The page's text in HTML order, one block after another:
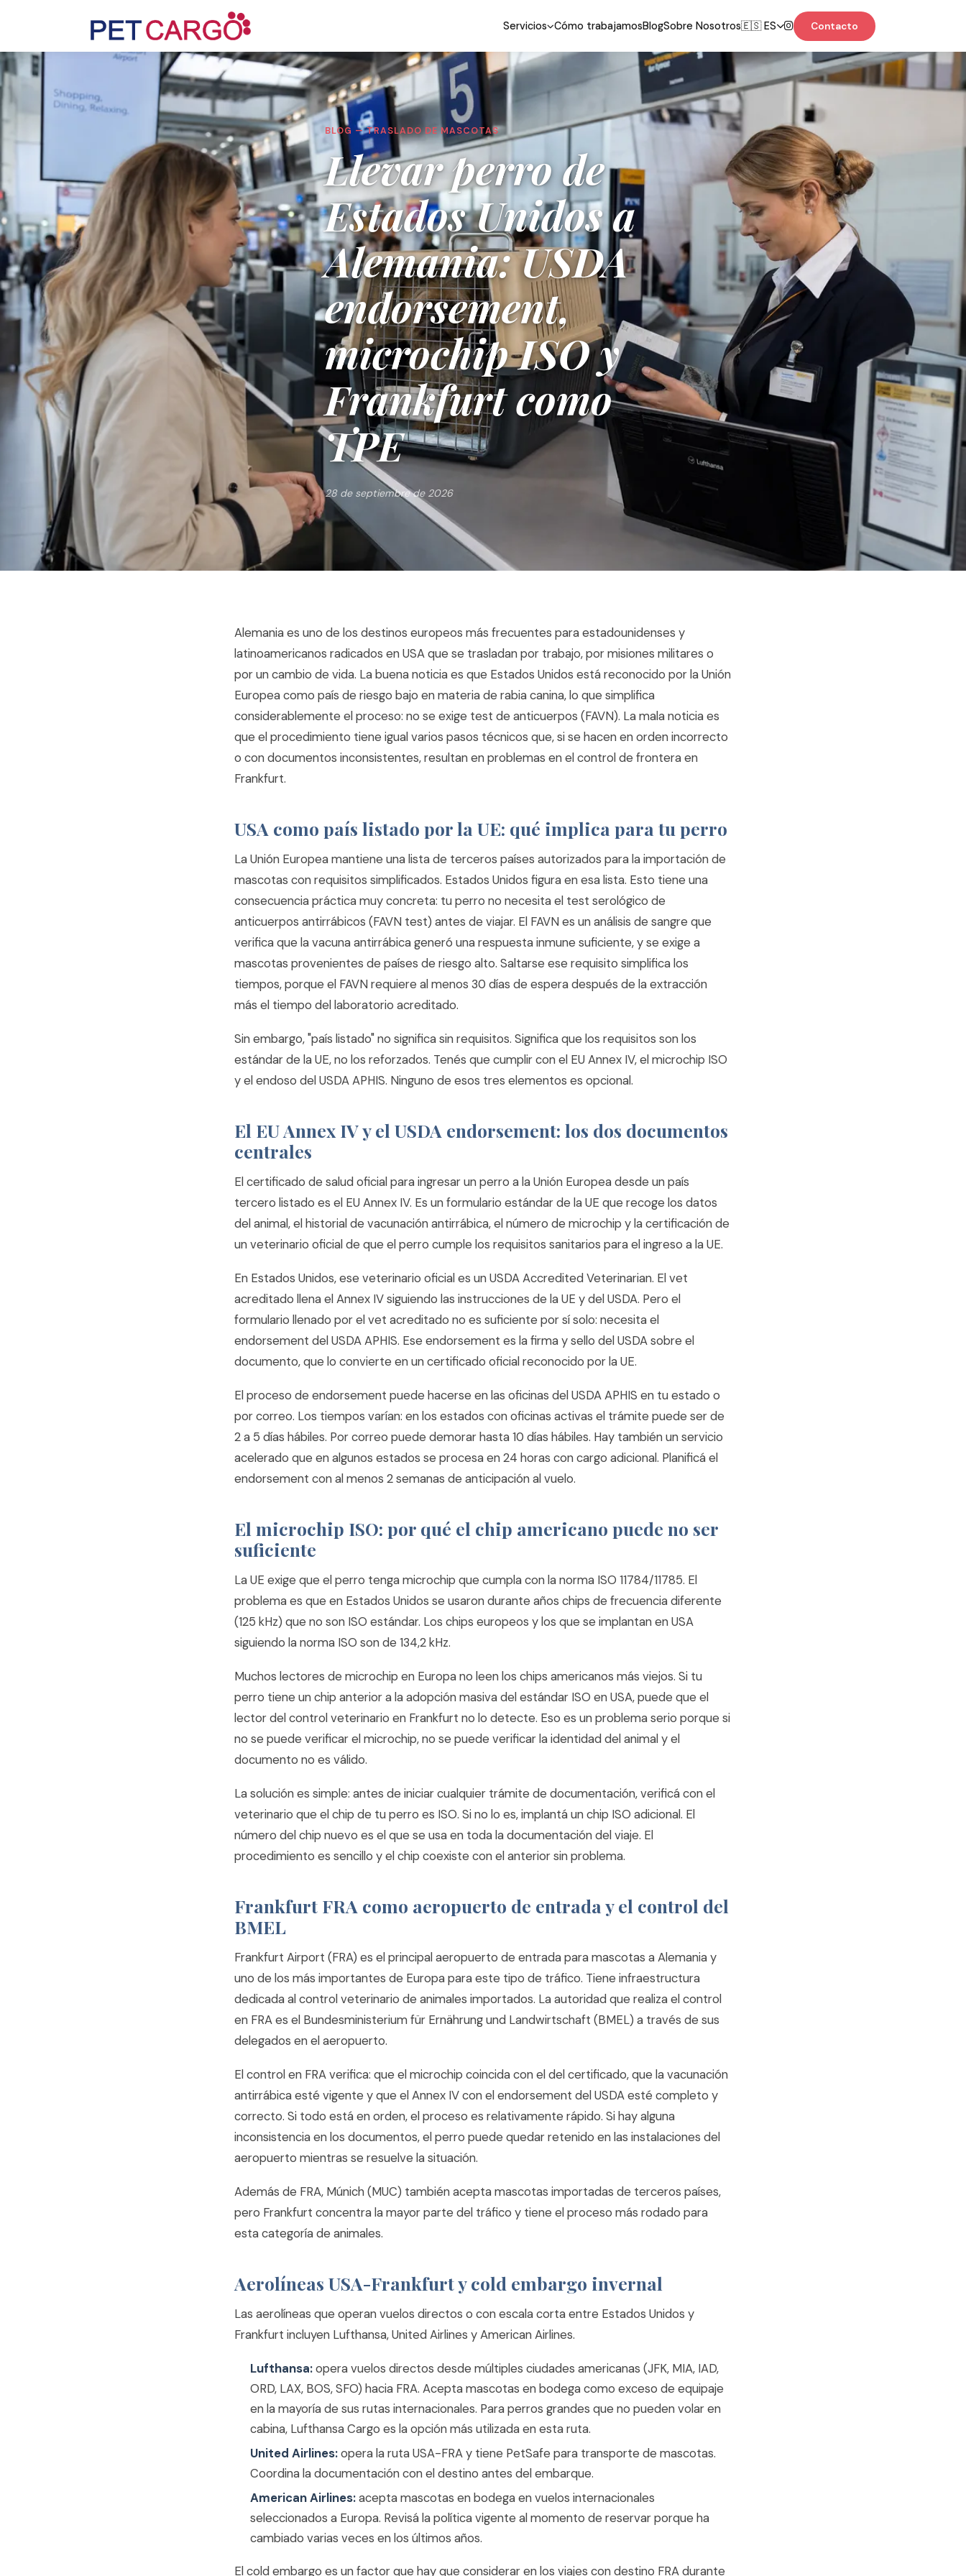
Servicios Cómo trabajamosBlogSobre Nosotros🇪🇸 ES Contacto
BLOG — TRASLADO DE MASCOTAS
Llevar perro de
Estados Unidos a
Alemania: USDA
endorsement,
microchip ISO y
Frankfurt como
TPE
28 de septiembre de 2026
Alemania es uno de los destinos europeos más frecuentes para estadounidenses y
latinoamericanos radicados en USA que se trasladan por trabajo, por misiones militares o
por un cambio de vida. La buena noticia es que Estados Unidos está reconocido por la Unión
Europea como país de riesgo bajo en materia de rabia canina, lo que simplifica
considerablemente el proceso: no se exige test de anticuerpos (FAVN). La mala noticia es
que el procedimiento tiene igual varios pasos técnicos que, si se hacen en orden incorrecto
o con documentos inconsistentes, resultan en problemas en el control de frontera en
Frankfurt.
USA como país listado por la UE: qué implica para tu perro
La Unión Europea mantiene una lista de terceros países autorizados para la importación de
mascotas con requisitos simplificados. Estados Unidos figura en esa lista. Esto tiene una
consecuencia práctica muy concreta: tu perro no necesita el test serológico de
anticuerpos antirrábicos (FAVN test) antes de viajar. El FAVN es un análisis de sangre que
verifica que la vacuna antirrábica generó una respuesta inmune suficiente, y se exige a
mascotas provenientes de países de riesgo alto. Saltarse ese requisito simplifica los
tiempos, porque el FAVN requiere al menos 30 días de espera después de la extracción
más el tiempo del laboratorio acreditado.
Sin embargo, "país listado" no significa sin requisitos. Significa que los requisitos son los
estándar de la UE, no los reforzados. Tenés que cumplir con el EU Annex IV, el microchip ISO
y el endoso del USDA APHIS. Ninguno de esos tres elementos es opcional.
El EU Annex IV y el USDA endorsement: los dos documentos
centrales
El certificado de salud oficial para ingresar un perro a la Unión Europea desde un país
tercero listado es el EU Annex IV. Es un formulario estándar de la UE que recoge los datos
del animal, el historial de vacunación antirrábica, el número de microchip y la certificación de
un veterinario oficial de que el perro cumple los requisitos sanitarios para el ingreso a la UE.
En Estados Unidos, ese veterinario oficial es un USDA Accredited Veterinarian. El vet
acreditado llena el Annex IV siguiendo las instrucciones de la UE y del USDA. Pero el
formulario llenado por el vet acreditado no es suficiente por sí solo: necesita el
endorsement del USDA APHIS. Ese endorsement es la firma y sello del USDA sobre el
documento, que lo convierte en un certificado oficial reconocido por la UE.
El proceso de endorsement puede hacerse en las oficinas del USDA APHIS en tu estado o
por correo. Los tiempos varían: en los estados con oficinas activas el trámite puede ser de
2 a 5 días hábiles. Por correo puede demorar hasta 10 días hábiles. Hay también un servicio
acelerado que en algunos estados se procesa en 24 horas con cargo adicional. Planificá el
endorsement con al menos 2 semanas de anticipación al vuelo.
El microchip ISO: por qué el chip americano puede no ser
suficiente
La UE exige que el perro tenga microchip que cumpla con la norma ISO 11784/11785. El
problema es que en Estados Unidos se usaron durante años chips de frecuencia diferente
(125 kHz) que no son ISO estándar. Los chips europeos y los que se implantan en USA
siguiendo la norma ISO son de 134,2 kHz.
Muchos lectores de microchip en Europa no leen los chips americanos más viejos. Si tu
perro tiene un chip anterior a la adopción masiva del estándar ISO en USA, puede que el
lector del control veterinario en Frankfurt no lo detecte. Eso es un problema serio porque si
no se puede verificar el microchip, no se puede verificar la identidad del animal y el
documento no es válido.
La solución es simple: antes de iniciar cualquier trámite de documentación, verificá con el
veterinario que el chip de tu perro es ISO. Si no lo es, implantá un chip ISO adicional. El
número del chip nuevo es el que se usa en toda la documentación del viaje. El
procedimiento es sencillo y el chip coexiste con el anterior sin problema.
Frankfurt FRA como aeropuerto de entrada y el control del
BMEL
Frankfurt Airport (FRA) es el principal aeropuerto de entrada para mascotas a Alemania y
uno de los más importantes de Europa para este tipo de tráfico. Tiene infraestructura
dedicada al control veterinario de animales importados. La autoridad que realiza el control
en FRA es el Bundesministerium für Ernährung und Landwirtschaft (BMEL) a través de sus
delegados en el aeropuerto.
El control en FRA verifica: que el microchip coincida con el del certificado, que la vacunación
antirrábica esté vigente y que el Annex IV con el endorsement del USDA esté completo y
correcto. Si todo está en orden, el proceso es relativamente rápido. Si hay alguna
inconsistencia en los documentos, el perro puede quedar retenido en las instalaciones del
aeropuerto mientras se resuelve la situación.
Además de FRA, Múnich (MUC) también acepta mascotas importadas de terceros países,
pero Frankfurt concentra la mayor parte del tráfico y tiene el proceso más rodado para
esta categoría de animales.
Aerolíneas USA-Frankfurt y cold embargo invernal
Las aerolíneas que operan vuelos directos o con escala corta entre Estados Unidos y
Frankfurt incluyen Lufthansa, United Airlines y American Airlines.
Lufthansa:opera vuelos directos desde múltiples ciudades americanas (JFK, MIA, IAD,
ORD, LAX, BOS, SFO) hacia FRA. Acepta mascotas en bodega como exceso de equipaje
en la mayoría de sus rutas internacionales. Para perros grandes que no pueden volar en
cabina, Lufthansa Cargo es la opción más utilizada en esta ruta.
United Airlines:opera la ruta USA-FRA y tiene PetSafe para transporte de mascotas.
Coordina la documentación con el destino antes del embarque.
American Airlines:acepta mascotas en bodega en vuelos internacionales
seleccionados a Europa. Revisá la política vigente al momento de reservar porque ha
cambiado varias veces en los últimos años.
El cold embargo es un factor que hay que considerar en los viajes con destino FRA durante